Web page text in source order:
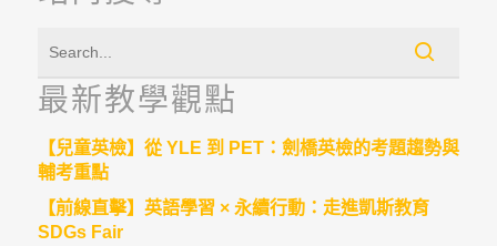
最新教學觀點
【兒童英檢】從 YLE 到 PET：劍橋英檢的考題趨勢與
輔考重點
【前線直擊】英語學習 × 永續行動：走進凱斯教育
SDGs Fair